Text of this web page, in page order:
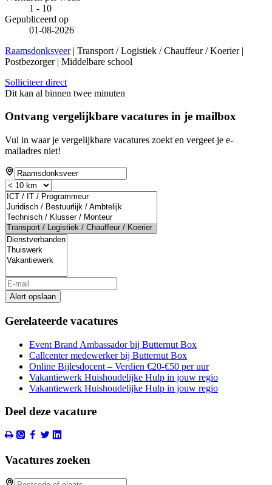
1 - 10
Gepubliceerd op
01-08-2026
Raamsdonksveer| Transport / Logistiek / Chauffeur / Koerier |
Postbezorger | Middelbare school
Solliciteer direct
Dit kan al binnen twee minuten
Ontvang vergelijkbare vacatures in je mailbox
Vul in waar je vergelijkbare vacatures zoekt en vergeet je e-
mailadres niet!
Alert opslaan
Gerelateerde vacatures
Event Brand Ambassador bij Butternut Box
Callcenter medewerker bij Butternut Box
Online Bijlesdocent – Verdien €20-€50 per uur
Vakantiewerk Huishoudelijke Hulp in jouw regio
Vakantiewerk Huishoudelijke Hulp in jouw regio
Deel deze vacature
Vacatures zoeken